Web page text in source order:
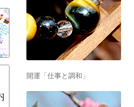
開運「仕事と調和」